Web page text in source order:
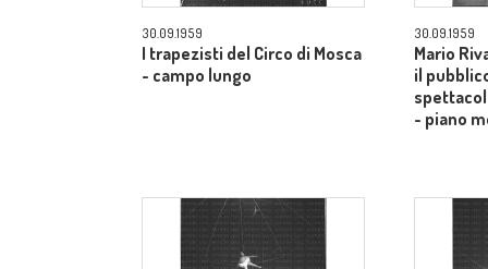
30.09.1959
I trapezisti del Circo di Mosca
- campo lungo
30.09.1959
Mario
il
- piano